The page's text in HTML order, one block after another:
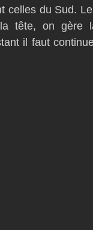
celles du Sud.
tête, on gère
il faut